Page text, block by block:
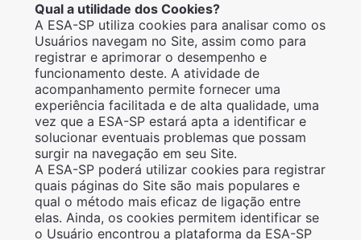
Qual a utilidade dos Cookies?
A ESA-SP utiliza cookies para analisar como os
Usuários navegam no Site, assim como para
registrar e aprimorar o desempenho e
funcionamento deste. A atividade de
acompanhamento permite fornecer uma
experiência facilitada e de alta qualidade, uma
vez que a ESA-SP estará apta a identificar e
solucionar eventuais problemas que possam
surgir na navegação em seu Site.
A ESA-SP poderá utilizar cookies para registrar
quais páginas do Site são mais populares e
qual o método mais eficaz de ligação entre
elas. Ainda, os cookies permitem identificar se
o Usuário encontrou a plataforma da ESA-SP